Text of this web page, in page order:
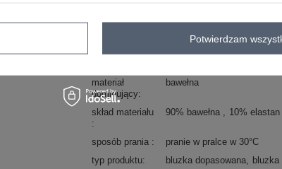
okrągły
materiał
dominujący
bawełna
skład materiału 90% bawełna 10% elastan
sposób prania
pranie w pralce w 30°C
typ produktu
bluzka dopasowana
bluzka
Potwierdzam